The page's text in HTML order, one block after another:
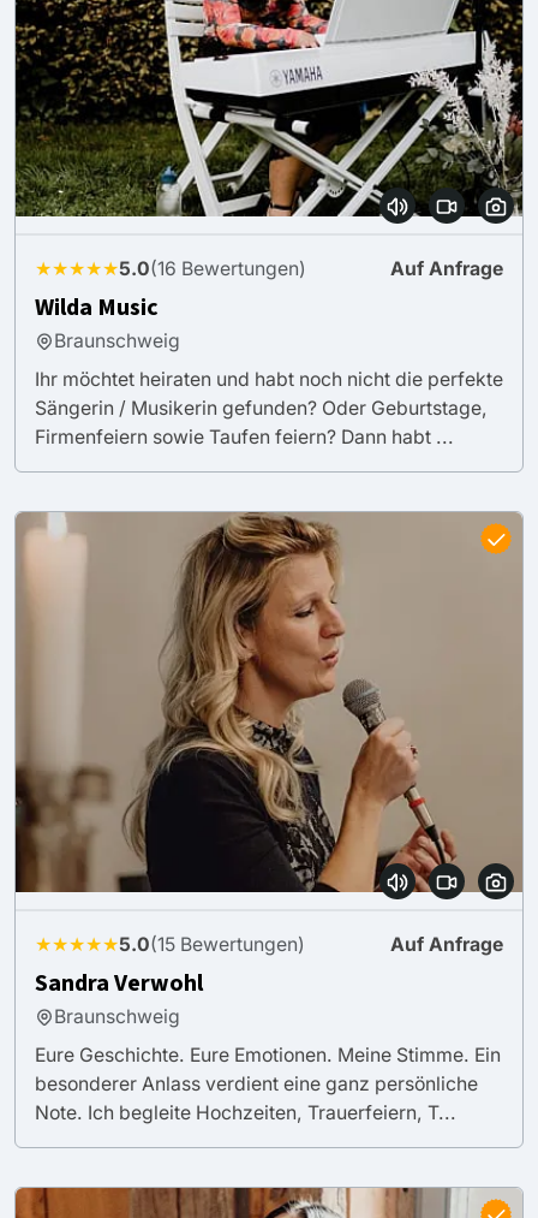
★★★★★5.0(16 Bewertungen) Auf Anfrage
Wilda Music
Braunschweig
Ihr möchtet heiraten und habt noch nicht die perfekte
Sängerin / Musikerin gefunden? Oder Geburtstage,
Firmenfeiern sowie Taufen feiern? Dann habt ...
★★★★★5.0(15 Bewertungen) Auf Anfrage
Sandra Verwohl
Braunschweig
Eure Geschichte. Eure Emotionen. Meine Stimme. Ein
besonderer Anlass verdient eine ganz persönliche
Note. Ich begleite Hochzeiten, Trauerfeiern, T...